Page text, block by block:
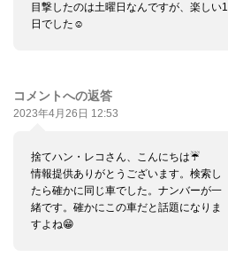
目撃したのは土曜日なんですが、楽しい1
日でした☺️
コメントへの返答
2023年4月26日 12:53
捨てハン・レコさん、こんにちは☔️
情報提供ありがとうございます。検索し
たら確かに同じ車でした。ナンバーが一
緒です。確かにこの車だと話題になりま
すよね😁